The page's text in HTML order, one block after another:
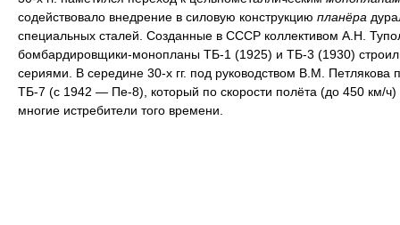
содействовало внедрение в силовую конструкцию планёра
специальных сталей. Созданные в СССР коллективом А.Н.
бомбардировщики-монопланы ТБ-1 (1925) и ТБ-3 (1930)
сериями. В середине 30-х гг. под руководством В.М. Петлякова
ТБ-7 (с 1942 — Пе-8), который по скорости полёта (до 450 км/ч)
многие истребители того времени.